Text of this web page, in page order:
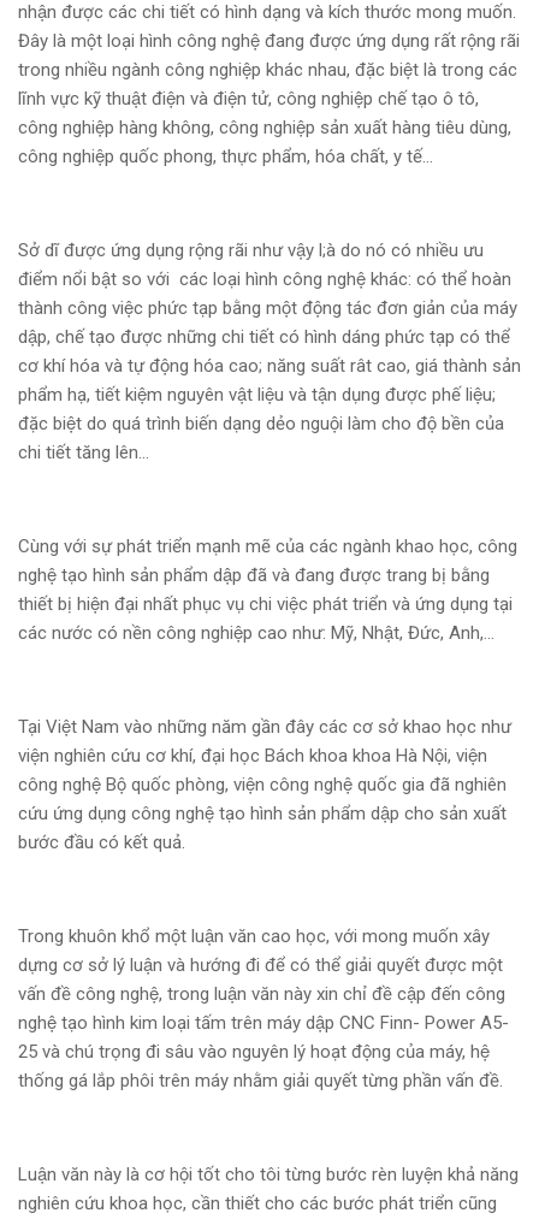
nhận được các chi tiết có hình dạng và kích thước mong muốn.
Đây là một loại hình công nghệ đang được ứng dụng rất rộng rãi
trong nhiều ngành công nghiệp khác nhau, đặc biệt là trong các
lĩnh vực kỹ thuật điện và điện tử, công nghiệp chế tạo ô tô,
công nghiệp hàng không, công nghiệp sản xuất hàng tiêu dùng,
công nghiệp quốc phong, thực phẩm, hóa chất, y tế…
Sở dĩ được ứng dụng rộng rãi như vậy l;à do nó có nhiều ưu
điểm nổi bật so với các loại hình công nghệ khác: có thể hoàn
thành công việc phức tạp bằng một động tác đơn giản của máy
dập, chế tạo được những chi tiết có hình dáng phức tạp có thể
cơ khí hóa và tự động hóa cao; năng suất rât cao, giá thành sản
phẩm hạ, tiết kiệm nguyên vật liệu và tận dụng được phế liệu;
đặc biệt do quá trình biến dạng dẻo nguội làm cho độ bền của
chi tiết tăng lên…
Cùng với sự phát triển mạnh mẽ của các ngành khao học, công
nghệ tạo hình sản phẩm dập đã và đang được trang bị bằng
thiết bị hiện đại nhất phục vụ chi việc phát triển và ứng dụng tại
các nước có nền công nghiệp cao như: Mỹ, Nhật, Đức, Anh,…
Tại Việt Nam vào những năm gần đây các cơ sở khao học như
viện nghiên cứu cơ khí, đại học Bách khoa khoa Hà Nội, viện
công nghệ Bộ quốc phòng, viện công nghệ quốc gia đã nghiên
cứu ứng dụng công nghệ tạo hình sản phẩm dập cho sản xuất
bước đầu có kết quả.
Trong khuôn khổ một luận văn cao học, với mong muốn xây
dựng cơ sở lý luận và hướng đi để có thể giải quyết được một
vấn đề công nghệ, trong luận văn này xin chỉ đề cập đến công
nghệ tạo hình kim loại tấm trên máy dập CNC Finn- Power A5-
25 và chú trọng đi sâu vào nguyên lý hoạt động của máy, hệ
thống gá lắp phôi trên máy nhằm giải quyết từng phần vấn đề.
Luận văn này là cơ hội tốt cho tôi từng bước rèn luyện khả năng
nghiên cứu khoa học, cần thiết cho các bước phát triển cũng